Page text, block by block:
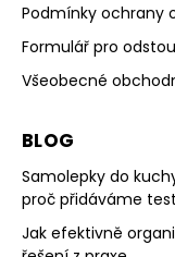
Podmínky ochrany
Formulář pro
Všeobecné
BLOG
Samolepky do
proč přidáváme
Jak efektivně